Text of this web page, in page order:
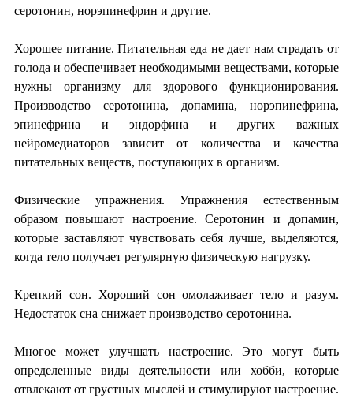
серотонин, норэпинефрин и другие.
Хорошее питание. Питательная еда не дает нам страдать от
голода и обеспечивает необходимыми веществами, которые
нужны организму для здорового функционирования.
Производство серотонина, допамина, норэпинефрина,
эпинефрина и эндорфина и других важных
нейромедиаторов зависит от количества и качества
питательных веществ, поступающих в организм.
Физические упражнения. Упражнения естественным
образом повышают настроение. Серотонин и допамин,
которые заставляют чувствовать себя лучше, выделяются,
когда тело получает регулярную физическую нагрузку.
Крепкий сон. Хороший сон омолаживает тело и разум.
Недостаток сна снижает производство серотонина.
Многое может улучшать настроение. Это могут быть
определенные виды деятельности или хобби, которые
отвлекают от грустных мыслей и стимулируют настроение.